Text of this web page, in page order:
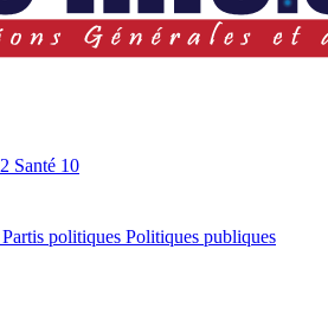
2 Santé 10
Partis politiques Politiques publiques